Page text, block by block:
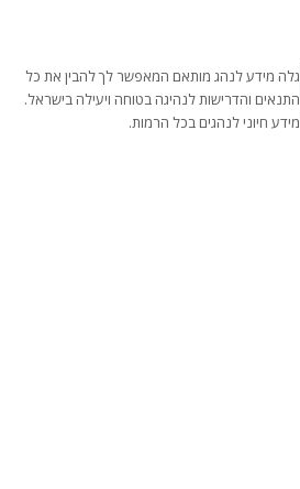
גלה מידע לנהג מותאם המאפשר לך להבין את כל
התנאים והדרישות לנהיגה בטוחה ויעילה בישראל.
מידע חיוני לנהגים בכל הרמות.